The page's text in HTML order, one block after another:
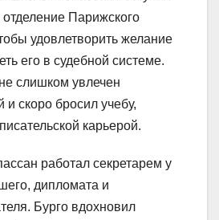
Парижского
удовлетворить желание
его в судебной системе.
слишком увлечен
и скоро бросил учебу,
карьерой.
работал секретарем у
дипломата и
Бурго вдохновил